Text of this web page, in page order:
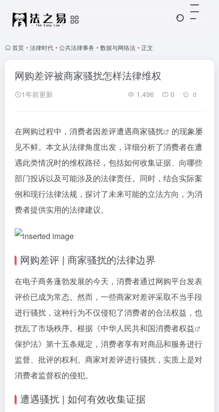
首页 • 法律时代 • 公共法律事务 • 数据与网络法 • 正文
网购差评被商家骚扰怎样法律维权
1年前更新 1,496 0 0
在网购过程中，消费者因差评遭遇商家骚扰
的现象屡
见不鲜。本文从法律角度出发，详细分析了消费者在遭
遇此类情况时的维权路径，包括如何收集证据、向哪些
部门投诉以及可能涉及的法律责任。同时，结合实际案
例和现行法律法规，探讨了未来可能的立法方向，为消
费者提供实用的法律建议。
网购差评 | 商家骚扰的法律边界
在电子商务蓬勃发展的今天，消费者通过网购平台发表
评价已成为常态。然而，一些商家对差评采取不当手段
进行骚扰，这种行为不仅侵犯了消费者的合法权益，也
扰乱了市场秩序。根据《中华人民共和国消费者权益
保护法》第十五条规定，消费者享有对商品和服务进行
监督、批评的权利。商家对差评进行骚扰，实质上是对
消费者监督权的侵犯。
遭遇骚扰 | 如何有效收集证据